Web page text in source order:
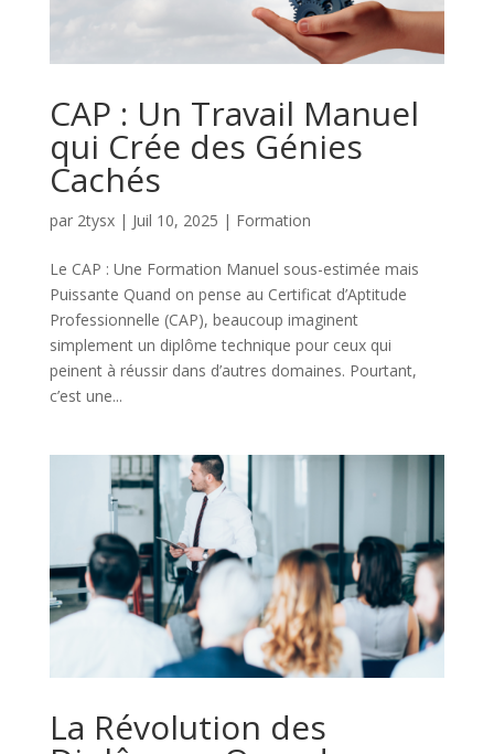
CAP : Un Travail Manuel
qui Crée des Génies
Cachés
par 2tysx| Juil 10, 2025 | Formation
Le CAP : Une Formation Manuel sous-estimée mais
Puissante Quand on pense au Certificat d’Aptitude
Professionnelle (CAP), beaucoup imaginent
simplement un diplôme technique pour ceux qui
peinent à réussir dans d’autres domaines. Pourtant,
c’est une...
La Révolution des